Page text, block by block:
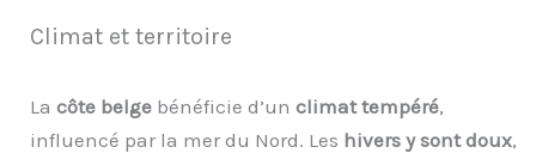
Climat et territoire
La côte belge bénéficie d’un climat tempéré,
influencé par la mer du Nord. Les hivers y sont doux,